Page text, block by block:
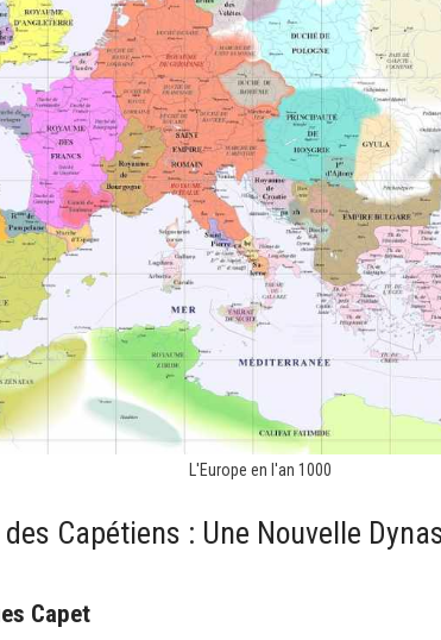
L'Europe en l'an 1000
des Capétiens : Une Nouvelle
Capet